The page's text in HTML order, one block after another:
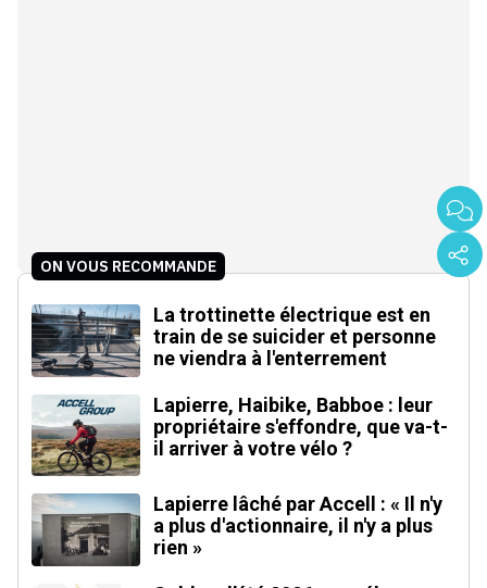
ON VOUS RECOMMANDE
La trottinette électrique est en
train de se suicider et personne
ne viendra à l'enterrement
Lapierre, Haibike, Babboe : leur
propriétaire s'effondre, que va-t-
il arriver à votre vélo ?
Lapierre lâché par Accell : « Il n'y
a plus d'actionnaire, il n'y a plus
rien »